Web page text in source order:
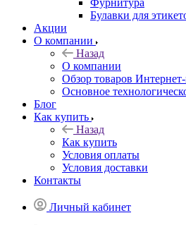
Фурнитура
Булавки для
Акции
О компании
Назад
О компании
Обзор товаров
Основное
Блог
Как купить
Назад
Как купить
Условия оплаты
Условия доставки
Контакты
Личный кабинет